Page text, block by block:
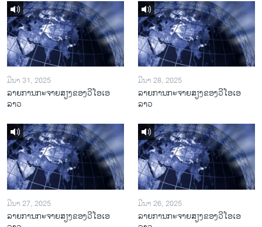
ພາສາຕ່າງໆ
ມີນາ 31, 2025
ລາຍການກະຈາຍສຽງຂອງວີໂອເອ
ລາວ
ມີນາ 28, 2025
ລາຍການກະຈາຍສຽງຂອງວີໂອເອ
ລາວ
ມີນາ 27, 2025
ລາຍການກະຈາຍສຽງຂອງວີໂອເອ
ມີນາ 26, 2025
ລາຍການກະຈາຍສຽງຂອງວີໂອເອ